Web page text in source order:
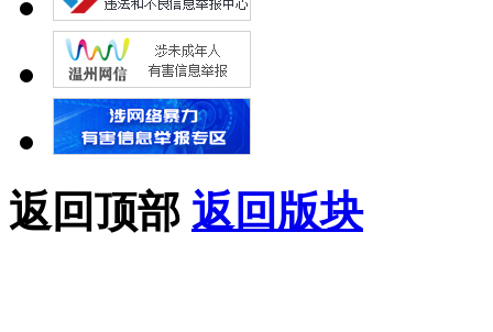
返回顶部 返回版块